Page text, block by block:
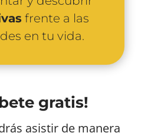
frente a las
en tu vida.
gratis!
asistir de manera